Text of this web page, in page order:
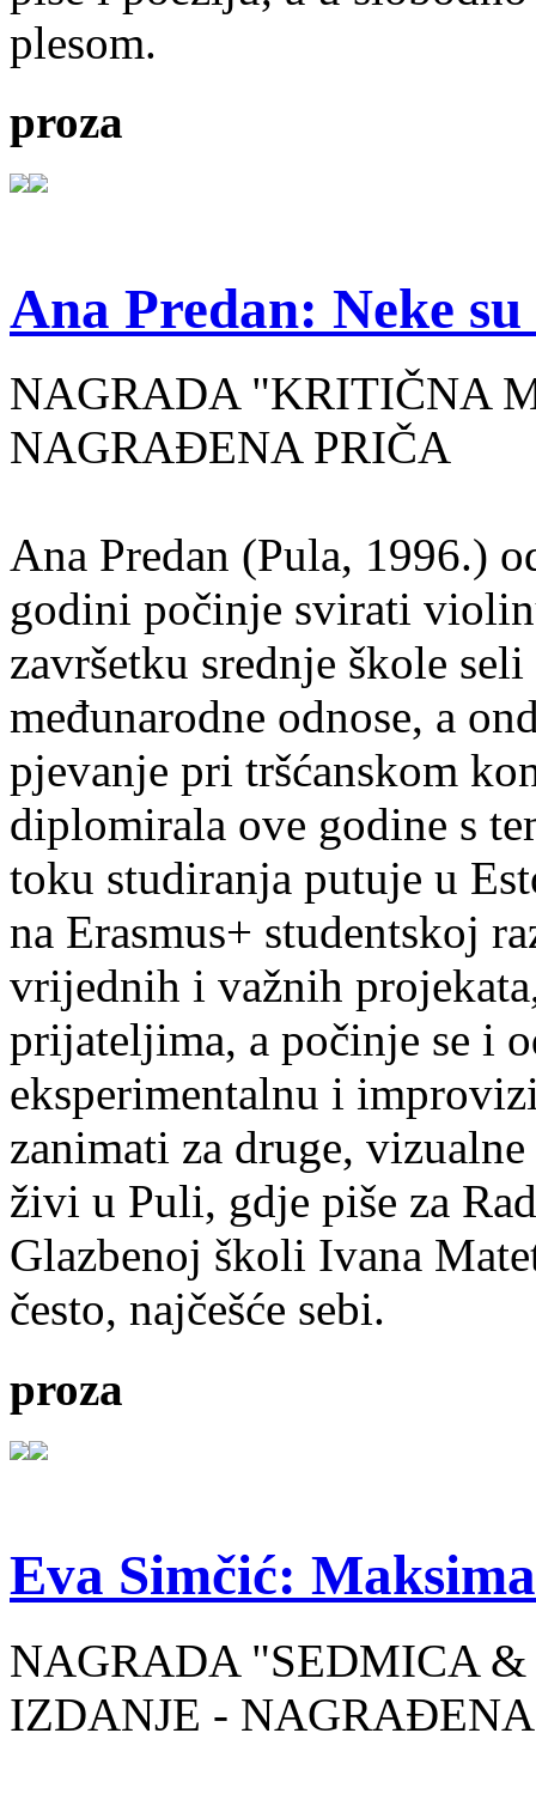
plesom.
proza
Ana Predan: Neke
NAGRADA "KRITIČNA
NAGRAĐENA PRIČA
Ana Predan (Pula, 1996.)
godini počinje svirati
završetku srednje škole
međunarodne odnose, a
pjevanje pri tršćanskom
diplomirala ove godine s
toku studiranja putuje u
na Erasmus+ studentskoj
vrijednih i važnih
prijateljima, a počinje se i
eksperimentalnu i
zanimati za druge,
živi u Puli, gdje piše za
Glazbenoj školi Ivana
često, najčešće sebi.
proza
Eva Simčić:
NAGRADA "SEDMICA
IZDANJE -